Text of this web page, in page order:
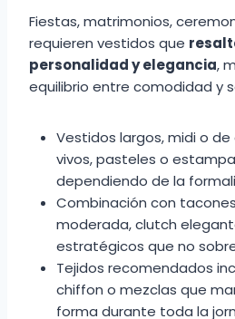
Fiestas, matrimonios,
requieren vestidos que
personalidad y elegancia,
equilibrio entre comodidad y
Vestidos largos, midi o
vivos, pasteles o
dependiendo de la
Combinación con
moderada, clutch
estratégicos que no
Tejidos recomendados
chiffon o mezclas que
forma durante toda la